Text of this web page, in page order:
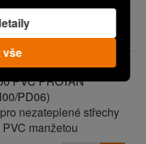
vše
Expedice do 3 dnů
PVC PROTAN
PD06)
nezateplené střechy
manžetou